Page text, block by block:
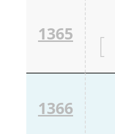
1365
1366